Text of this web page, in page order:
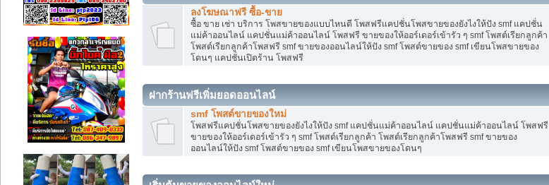
ลงโฆษณาฟรี ซื้อ-ขาย
ซื้อ ขาย เช่า บริการ โพสขายของแบบไหนดี โพสฟรีแคปชั่นโพสขายของยังไงให้ปัง smf แคปชั่น
แม่ค้าออนไลน์ แคปชั่นแม่ค้าออนไลน์ โพสฟรี ขายของให้ออร์เดอร์เข้ารัว ๆ smf โพสต์เรียกลูกค้า
โพสต์เรียกลูกค้าโพสฟรี smf ขายของออนไลน์ให้ปัง smf โพสต์ขายของ smf เขียนโพสขายของ
โดนๆ แคปชั่นเปิดร้าน โพสฟรี
ฝากร้านฟรีเพิ่มยอดออนไลน์
smf โพสต์ขายของใหม่
โพสฟรีแคปชั่นโพสขายของยังไงให้ปัง smf แคปชั่นแม่ค้าออนไลน์ แคปชั่นแม่ค้าออนไลน์ โพสฟรี
ขายของให้ออร์เดอร์เข้ารัว ๆ smf โพสต์เรียกลูกค้า โพสต์เรียกลูกค้าโพสฟรี smf ขายของ
ออนไลน์ให้ปัง smf โพสต์ขายของ smf เขียนโพสขายของโดนๆ